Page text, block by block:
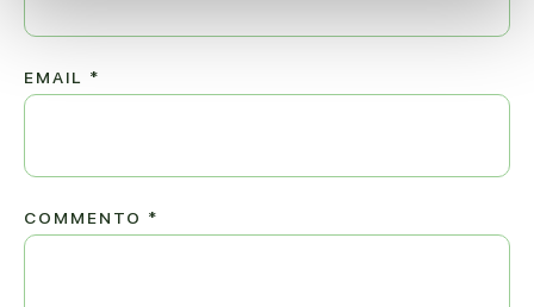
COMMENTO *
EMAIL *